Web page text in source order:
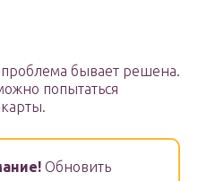
бывает решена.
попытаться
Обновить